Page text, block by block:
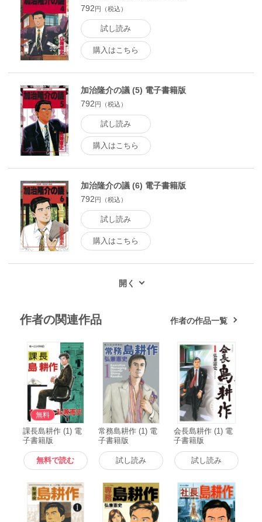
792円（税込）
試し読み
購入はこちら
加治隆介の議 (5) 電子書籍版
792円（税込）
試し読み
購入はこちら
加治隆介の議 (6) 電子書籍版
792円（税込）
試し読み
購入はこちら
作者の関連作品 作者の作品一覧
無料
課長島耕作 (1) 電
子書籍版
無料で読む
常務島耕作 (1) 電
子書籍版
試し読み
会長島耕作 (1) 電
子書籍版
試し読み